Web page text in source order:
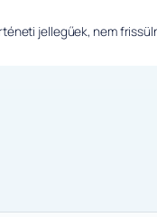
jellegűek, nem